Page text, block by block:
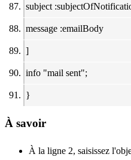
subject
message :emailBody
]
info "mail sent";
}
À savoir
À la ligne 2, saisissez